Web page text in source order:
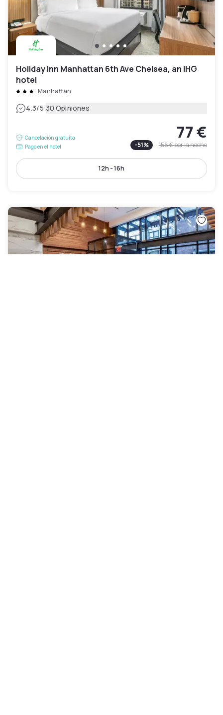
Holiday Inn Manhattan 6th Ave Chelsea, an IHG
hotel
Manhattan
4.3/5|30 Opiniones
Cancelación gratuita
Pago en el hotel
77 €
-51% 156 €por la noche
12h - 16h